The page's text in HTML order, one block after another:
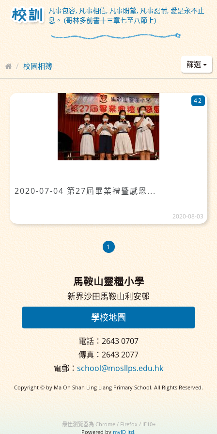
凡事包容, 凡事相信, 凡事盼望, 凡事忍耐, 愛是永不止
息。 (哥林多前書十三章七至八節上)
校園相簿 篩選
2020-07-04 第27屆畢業禮暨感恩...
42
2020-08-03
1
馬鞍山靈糧小學
新界沙田馬鞍山利安邨
學校地圖
電話：2643 0707
傳真：2643 2077
電郵： school@mosllps.edu.hk
Copyright © by Ma On Shan Ling Liang Primary School. All Rights Reserved.
最佳瀏覽器為 Chrome / Firefox / IE10+
Powered by myID ltd.